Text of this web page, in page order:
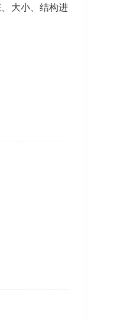
大小、结构进